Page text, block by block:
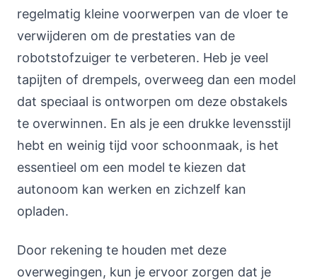
regelmatig kleine voorwerpen van de vloer te
verwijderen om de prestaties van de
robotstofzuiger te verbeteren. Heb je veel
tapijten of drempels, overweeg dan een model
dat speciaal is ontworpen om deze obstakels
te overwinnen. En als je een drukke levensstijl
hebt en weinig tijd voor schoonmaak, is het
essentieel om een model te kiezen dat
autonoom kan werken en zichzelf kan
opladen.
Door rekening te houden met deze
overwegingen, kun je ervoor zorgen dat je